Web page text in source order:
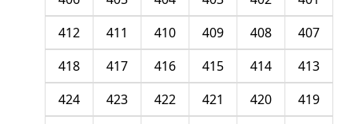
407
408
409
410
411
412
413
414
415
416
417
418
419
420
421
422
423
424